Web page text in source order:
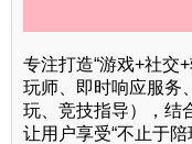
专注打造“游戏+社交
玩师、即时响应服务
玩、竞技指导），结
让用户享受“不止于陪